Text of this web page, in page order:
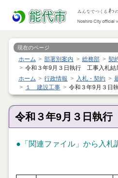
現在のページ
ホーム 部署別案内 総務部
契
令和３年9月３日執行 工事入札結
ホーム
行政情報 入札・契約
１ 建設工事
令和３年9月３日
令和３年9月３日執
●「関連ファイル」から入札